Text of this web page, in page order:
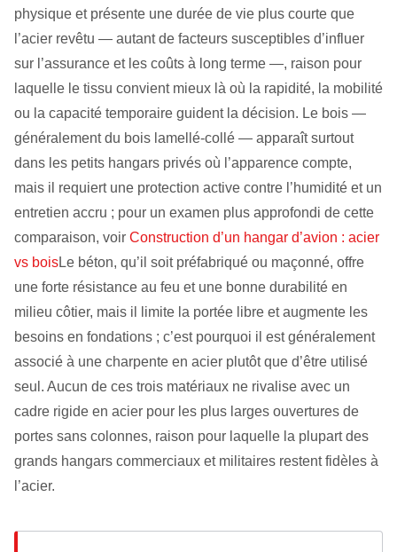
physique et présente une durée de vie plus courte que
l’acier revêtu — autant de facteurs susceptibles d’influer
sur l’assurance et les coûts à long terme —, raison pour
laquelle le tissu convient mieux là où la rapidité, la mobilité
ou la capacité temporaire guident la décision. Le bois —
généralement du bois lamellé-collé — apparaît surtout
dans les petits hangars privés où l’apparence compte,
mais il requiert une protection active contre l’humidité et un
entretien accru ; pour un examen plus approfondi de cette
comparaison, voir Construction d’un hangar d’avion : acier
vs boisLe béton, qu’il soit préfabriqué ou maçonné, offre
une forte résistance au feu et une bonne durabilité en
milieu côtier, mais il limite la portée libre et augmente les
besoins en fondations ; c’est pourquoi il est généralement
associé à une charpente en acier plutôt que d’être utilisé
seul. Aucun de ces trois matériaux ne rivalise avec un
cadre rigide en acier pour les plus larges ouvertures de
portes sans colonnes, raison pour laquelle la plupart des
grands hangars commerciaux et militaires restent fidèles à
l’acier.